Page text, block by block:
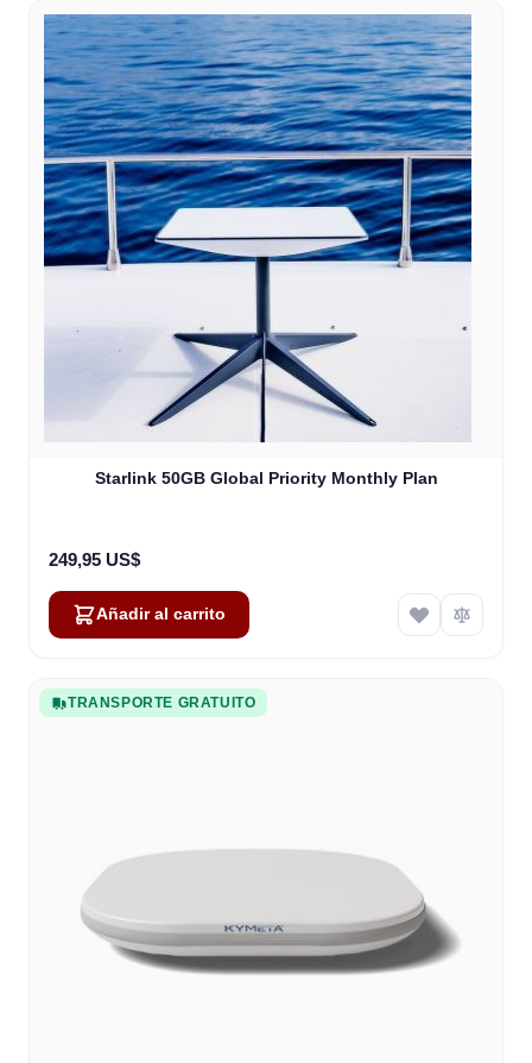
Starlink 50GB Global Priority Monthly Plan
249,95 US$
Añadir al carrito
TRANSPORTE GRATUITO